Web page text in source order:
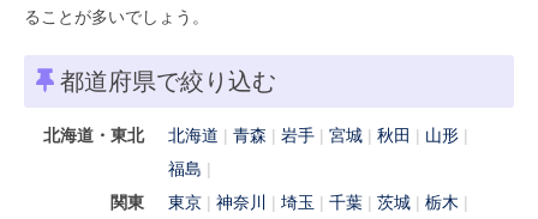
ることが多いでしょう。
都道府県で絞り込む
北海道・東北 北海道 青森 岩手 宮城 秋田
山形
福島
関東
東京 神奈川 埼玉 千葉 茨城
栃木